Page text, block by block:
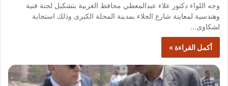
وجه اللواء دكتور علاء عبدالمعطي محافظ الغربية بتشكيل لجنة فنية
وهندسية لمعاينة شارع الجلاء بمدينة المحلة الكبرى وذلك استجابة
لشكاوى…
أكمل القراءة »